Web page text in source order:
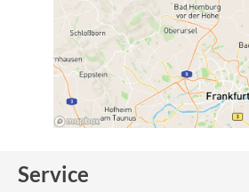
Service